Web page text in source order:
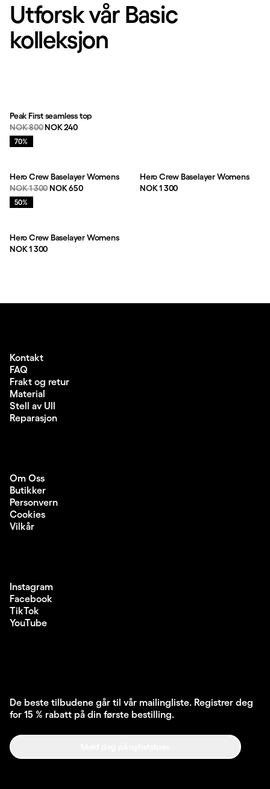
Utforsk vår Basic
kolleksjon
Peak First seamless top
Originalpris:
NOK 800Salgspris:
NOK 240
Salg
70%
Hero Crew Baselayer Womens
Originalpris:
NOK 1 300Salgspris:
NOK 650
Salg
50%
Hero Crew Baselayer Womens
Pris:
NOK 1 300
Hero Crew Baselayer Womens
Pris:
NOK 1 300
Kontakt
FAQ
Frakt og retur
Material
Stell av Ull
Reparasjon
Om Oss
Butikker
Personvern
Cookies
Vilkår
Instagram
Facebook
TikTok
YouTube
De beste tilbudene går til vår mailingliste. Registrer deg
for 15 % rabatt på din første bestilling.